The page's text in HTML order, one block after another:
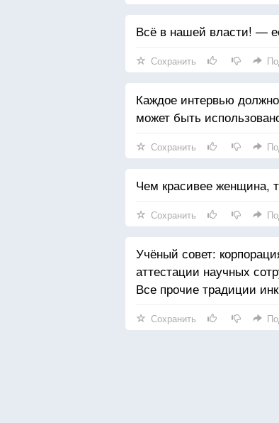
Всё в нашей власти! —
Сохранить
Каждое интервью
может быть
Сохранить
Чем красивее женщина,
Сохранить
Учёный совет:
аттестации научных
Все прочие традиции
Сохранить